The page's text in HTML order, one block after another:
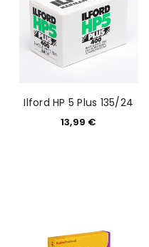
Ilford HP 5 Plus 135/24
13,99 €